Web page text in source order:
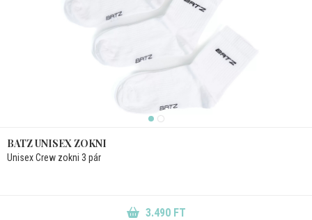
BATZ UNISEX ZOKNI
Unisex Crew zokni 3 pár
3.490 FT